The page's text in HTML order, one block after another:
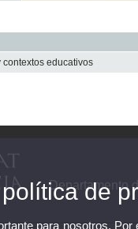
contextos educativos
Departamento
de
para nosotros.